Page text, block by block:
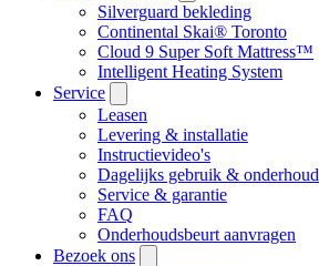
Silverguard bekleding
Continental Skai® Toronto
Cloud 9 Super Soft Mattress™
Intelligent Heating System
Service
Leasen
Levering & installatie
Instructievideo's
Dagelijks gebruik & onderhoud
Service & garantie
FAQ
Onderhoudsbeurt aanvragen
Bezoek ons